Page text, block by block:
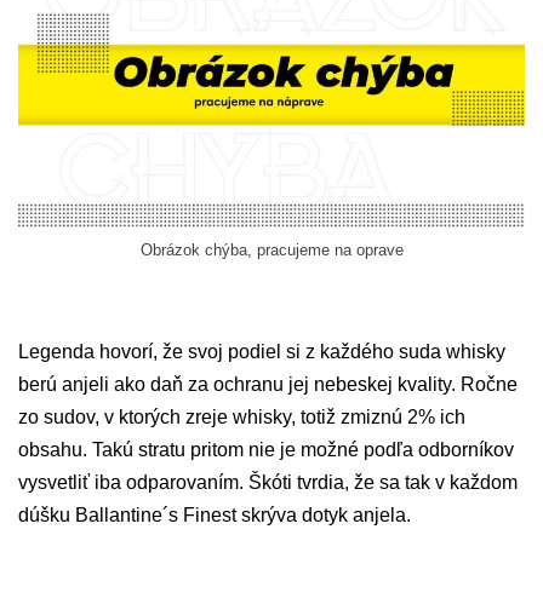
Obrázok chýba, pracujeme na oprave
Legenda hovorí, že svoj podiel si z každého suda whisky
berú anjeli ako daň za ochranu jej nebeskej kvality. Ročne
zo sudov, v ktorých zreje whisky, totiž zmiznú 2% ich
obsahu. Takú stratu pritom nie je možné podľa odborníkov
vysvetliť iba odparovaním. Škóti tvrdia, že sa tak v každom
dúšku Ballantine´s Finest skrýva dotyk anjela.